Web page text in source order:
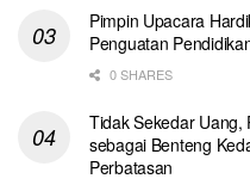
Pimpin Upacara
Penguatan
0 SHARES
Tidak Sekedar Uang,
sebagai Benteng
Perbatasan